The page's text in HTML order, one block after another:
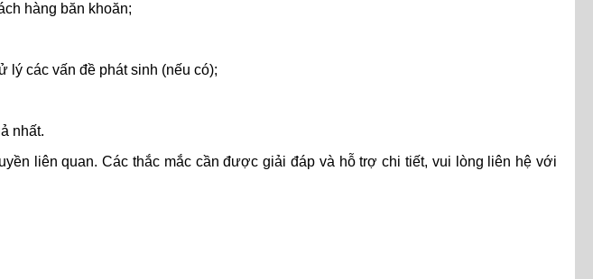
hàng băn khoăn;
lý các vấn đề phát sinh (nếu có);
nhất.
liên quan. Các thắc mắc cần được giải đáp và hỗ trợ chi tiết, vui lòng liên hệ với